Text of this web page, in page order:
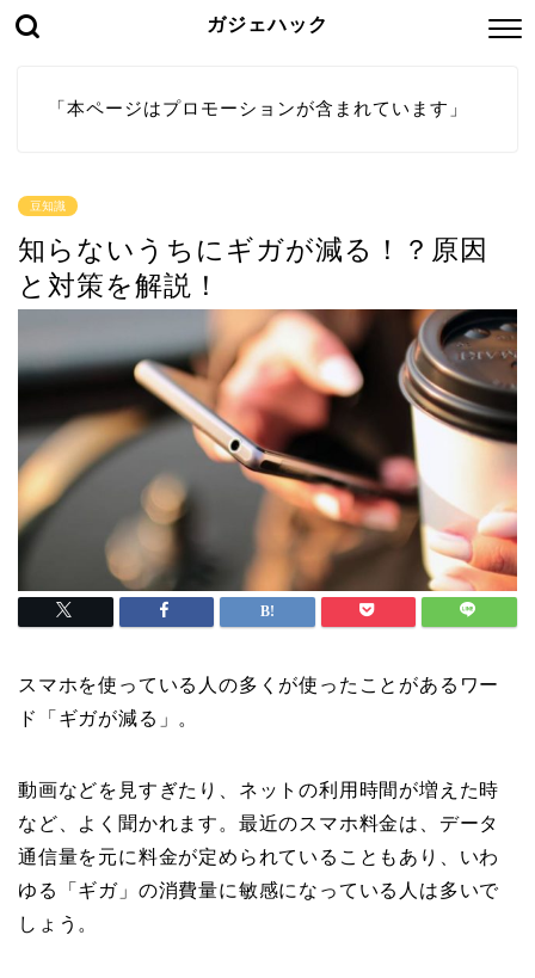
ガジェハック
「本ページはプロモーションが含まれています」
豆知識
知らないうちにギガが減る！？原因
と対策を解説！
スマホを使っている人の多くが使ったことがあるワー
ド「ギガが減る」。
動画などを見すぎたり、ネットの利用時間が増えた時
など、よく聞かれます。最近のスマホ料金は、データ
通信量を元に料金が定められていることもあり、いわ
ゆる「ギガ」の消費量に敏感になっている人は多いで
しょう。